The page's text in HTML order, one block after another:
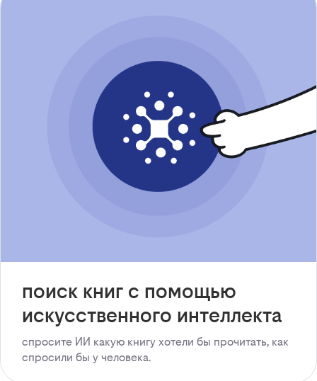
поиск книг с помощью
искусственного интеллекта
спросите ИИ какую книгу хотели бы прочитать, как
спросили бы у человека.